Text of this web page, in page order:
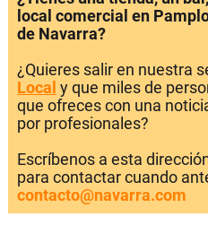
local comercial en
de Navarra?
¿Quieres salir en nuestra
Local y que miles de
que ofreces con una
por profesionales?
Escríbenos a esta
para contactar cuando
contacto@navarra.com